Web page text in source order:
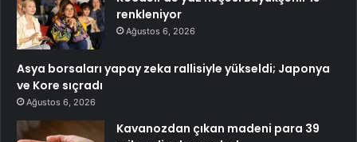
renkleniyor
Ağustos 6, 2026
Asya borsaları yapay zeka rallisiyle yükseldi; Japonya
ve Kore sıçradı
Ağustos 6, 2026
Kavanozdan çıkan madeni para 39